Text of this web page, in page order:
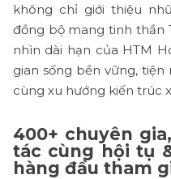
không chỉ giới thiệu
đồng bộ mang tinh thần
nhìn dài hạn của HTM
gian sống bền vững,
cùng xu hướng kiến trúc
400+ chuyên
tác cùng hội tụ
hàng đầu tham